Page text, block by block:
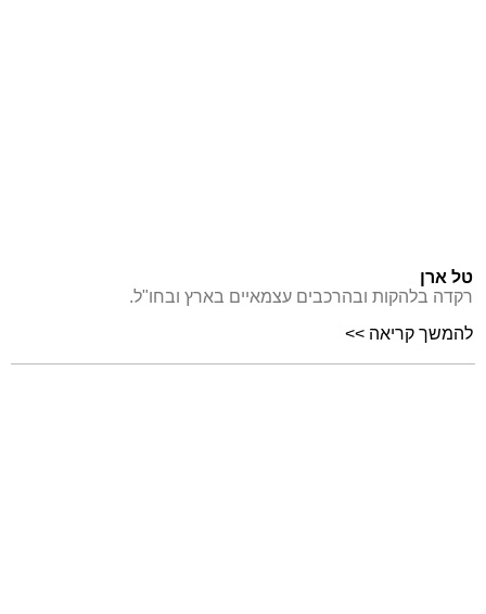
טל ארן
רקדה בלהקות ובהרכבים עצמאיים בארץ ובחו"ל.
להמשך קריאה >>